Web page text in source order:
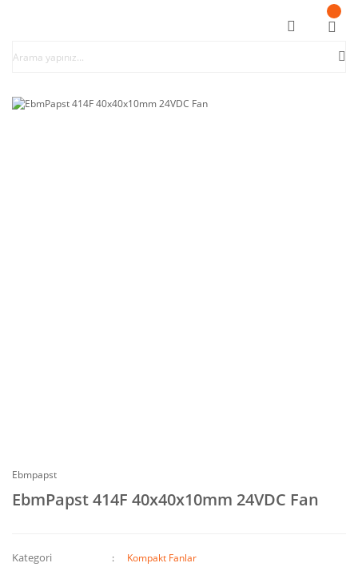
Ebmpapst
EbmPapst 414F 40x40x10mm 24VDC Fan
Kategori Kompakt Fanlar